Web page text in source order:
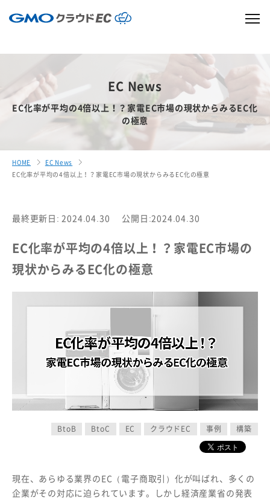
EC News
EC化率が平均の4倍以上！？家電EC市場の現状からみるEC化
の極意
HOME
EC News
EC化率が平均の4倍以上！？家電EC市場の現状からみるEC化の極意
最終更新日: 2024.04.30 公開日:2024.04.30
EC化率が平均の4倍以上！？家電EC市場の
現状からみるEC化の極意
BtoB BtoC EC クラウドEC 事例 構築
現在、あらゆる業界のEC（電子商取引）化が叫ばれ、多くの
企業がその対応に迫られています。しかし経済産業省の発表